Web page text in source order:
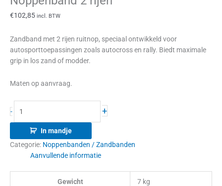
€102,85 incl. BTW
Zandband met 2 rijen ruitnop, speciaal ontwikkeld voor
autosporttoepassingen zoals autocross en rally. Biedt maximale
grip in los zand of modder.
Maten op aanvraag.
- +
In mandje
Categorie: Noppenbanden / Zandbanden
Aanvullende informatie
Gewicht 7 kg